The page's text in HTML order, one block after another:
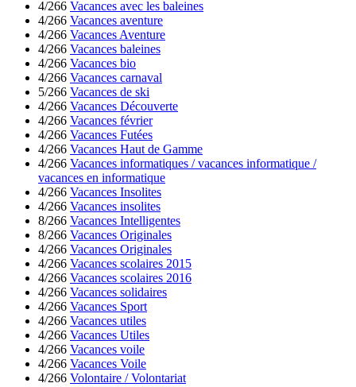
4/266 Vacances avec les baleines
4/266 Vacances aventure
4/266 Vacances Aventure
4/266 Vacances baleines
4/266 Vacances bio
4/266 Vacances carnaval
5/266 Vacances de ski
4/266 Vacances Découverte
4/266 Vacances février
4/266 Vacances Futées
4/266 Vacances Haut de Gamme
4/266 Vacances informatiques / vacances informatique /
vacances en informatique
4/266 Vacances Insolites
4/266 Vacances insolites
8/266 Vacances Intelligentes
8/266 Vacances Originales
4/266 Vacances Originales
4/266 Vacances scolaires 2015
4/266 Vacances scolaires 2016
4/266 Vacances solidaires
4/266 Vacances Sport
4/266 Vacances utiles
4/266 Vacances Utiles
4/266 Vacances voile
4/266 Vacances Voile
4/266 Volontaire / Volontariat